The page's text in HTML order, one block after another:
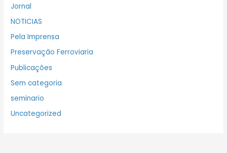
Jornal
NOTICIAS
Pela Imprensa
Preservação Ferroviaria
Publicações
Sem categoria
seminario
Uncategorized